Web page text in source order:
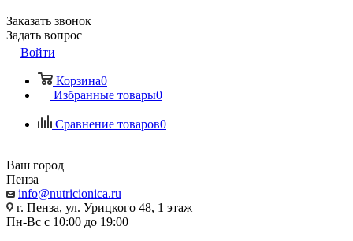
Заказать звонок
Задать вопрос
Войти
Корзина0
Избранные товары0
Сравнение товаров0
Ваш город
Пенза
info@nutricionica.ru
г. Пенза, ул. Урицкого 48, 1 этаж
Пн-Вс с 10:00 до 19:00